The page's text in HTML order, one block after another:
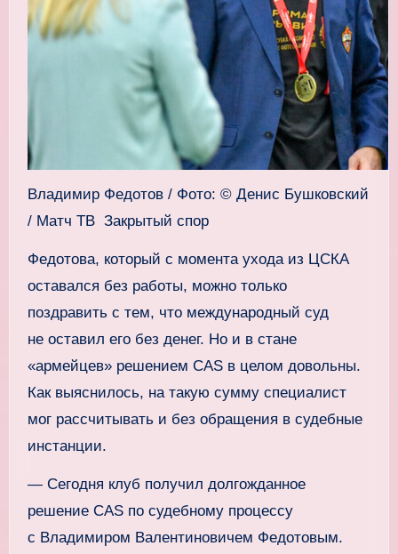
Владимир Федотов / Фото: © Денис Бушковский
/ Матч ТВ Закрытый спор
Федотова, который с момента ухода из ЦСКА
оставался без работы, можно только
поздравить с тем, что международный суд
не оставил его без денег. Но и в стане
«армейцев» решением CAS в целом довольны.
Как выяснилось, на такую сумму специалист
мог рассчитывать и без обращения в судебные
инстанции.
— Сегодня клуб получил долгожданное
решение CAS по судебному процессу
с Владимиром Валентиновичем Федотовым.